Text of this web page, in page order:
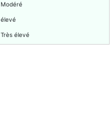
Modéré
élevé
Très élevé